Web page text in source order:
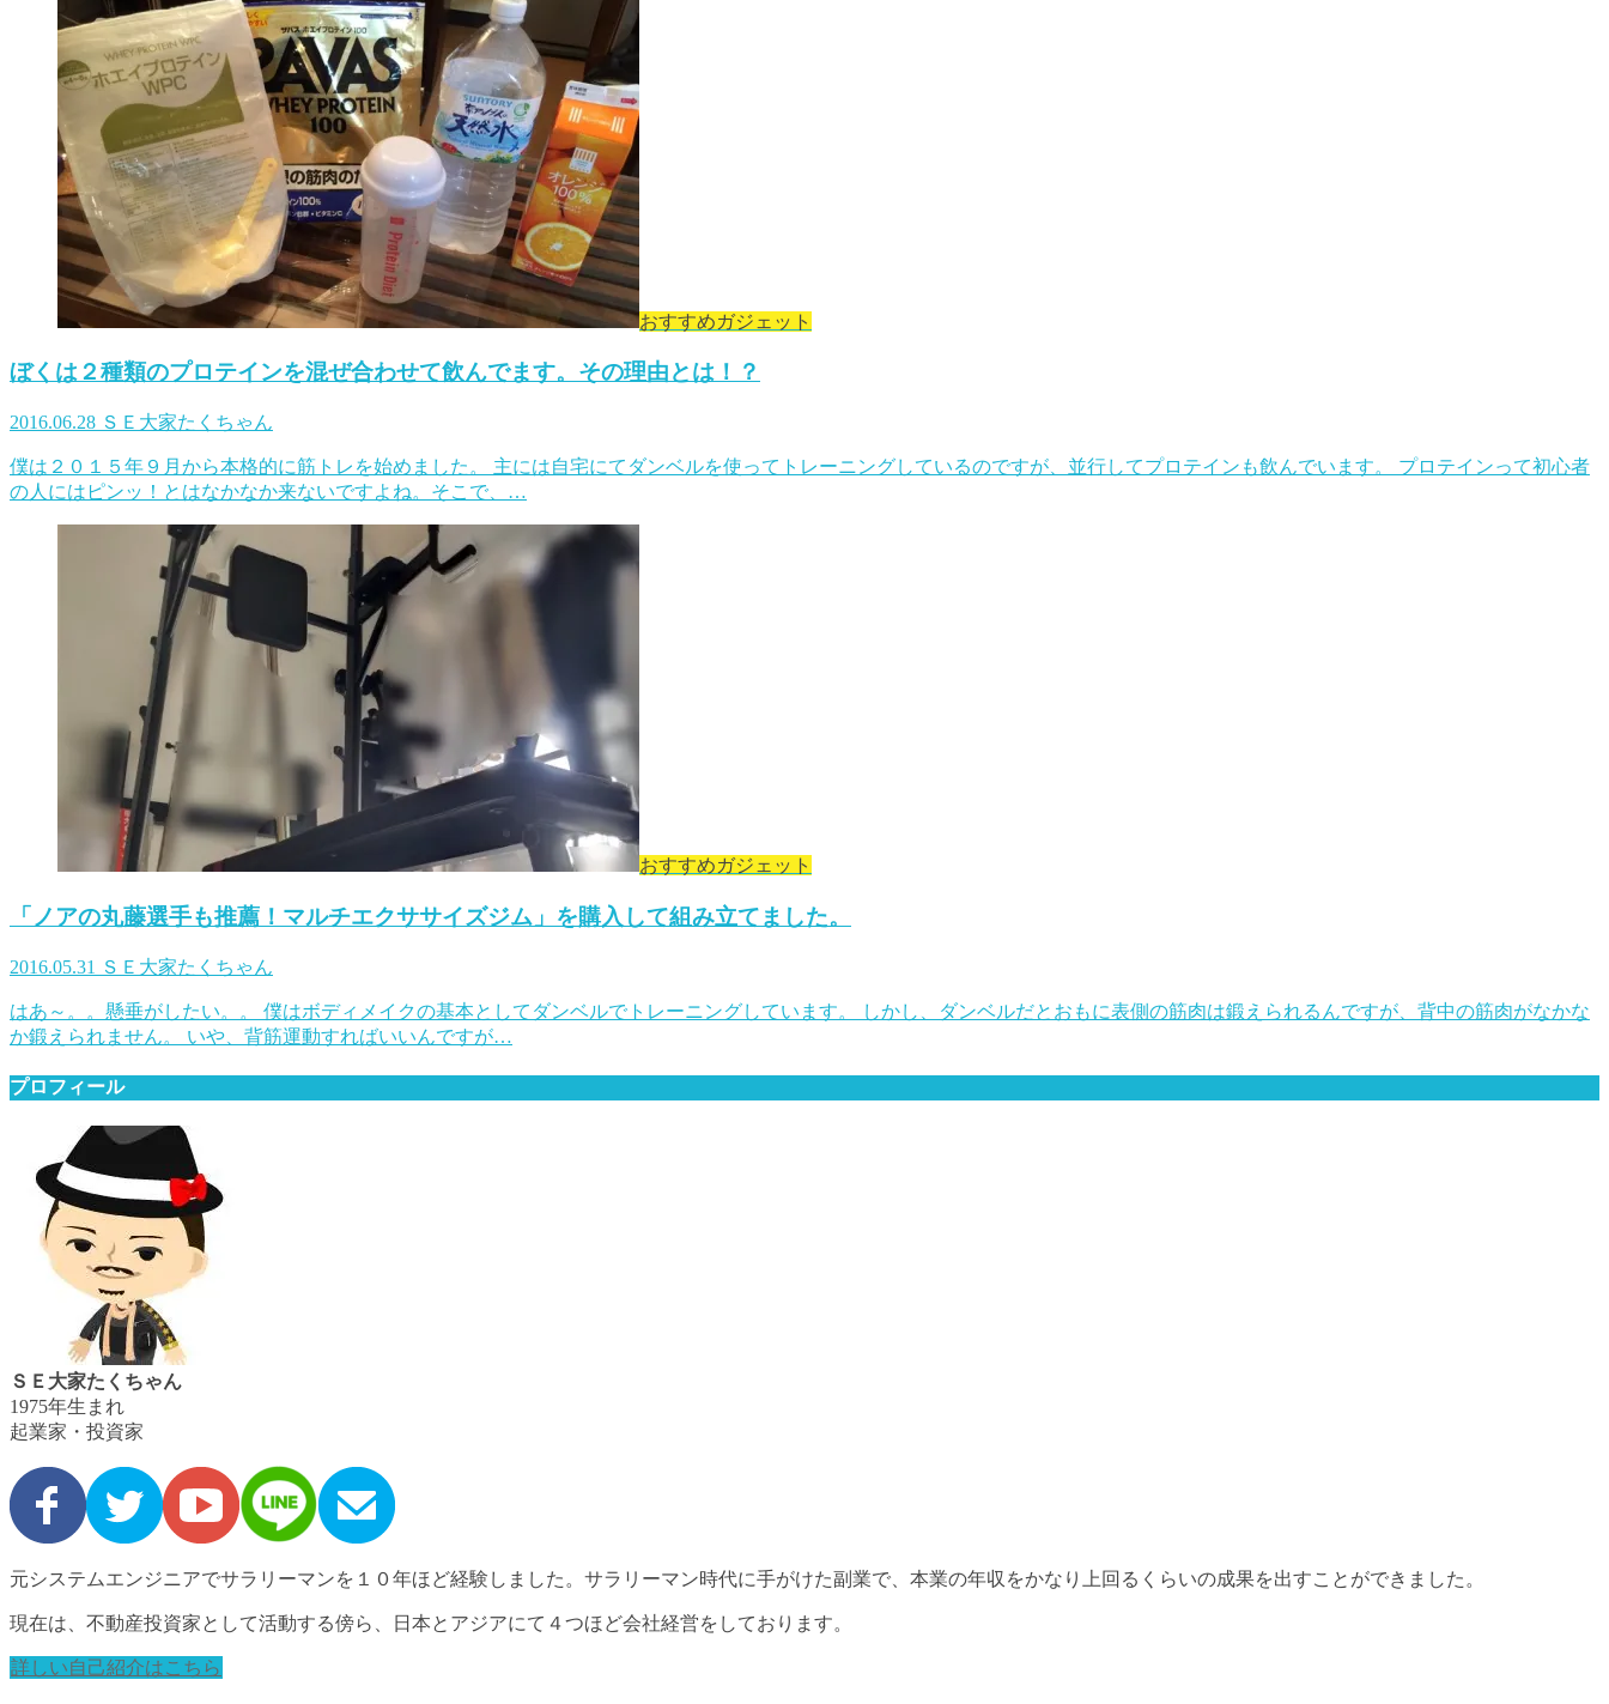
おすすめガジェット
ぼくは２種類のプロテインを混ぜ合わせて飲んでます。その理由とは！？
2016.06.28 ＳＥ大家たくちゃん
僕は２０１５年９月から本格的に筋トレを始めました。 主には自宅にてダンベルを使ってトレーニングしているのですが、並行してプロテインも飲んでいます。 プロテインって初心者
の人にはピンッ！とはなかなか来ないですよね。そこで、…
おすすめガジェット
「ノアの丸藤選手も推薦！マルチエクササイズジム」を購入して組み立てました。
2016.05.31 ＳＥ大家たくちゃん
はあ～。。懸垂がしたい。。 僕はボディメイクの基本としてダンベルでトレーニングしています。 しかし、ダンベルだとおもに表側の筋肉は鍛えられるんですが、背中の筋肉がなかな
か鍛えられません。 いや、背筋運動すればいいんですが…
プロフィール
ＳＥ大家たくちゃん
1975年生まれ
起業家・投資家
元システムエンジニアでサラリーマンを１０年ほど経験しました。サラリーマン時代に手がけた副業で、本業の年収をかなり上回るくらいの成果を出すことができました。
現在は、不動産投資家として活動する傍ら、日本とアジアにて４つほど会社経営をしております。
詳しい自己紹介はこちら